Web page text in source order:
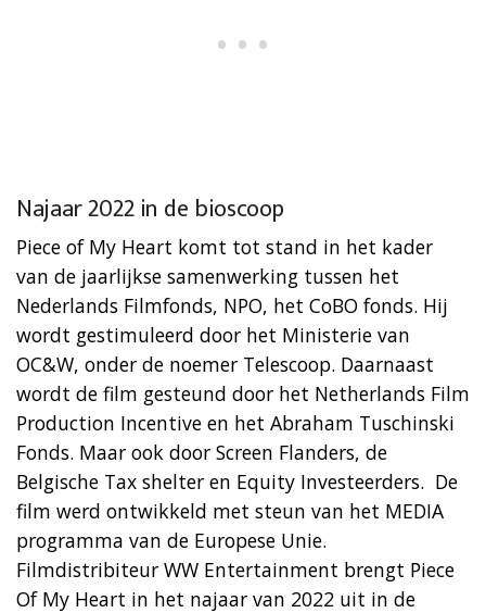
Najaar 2022 in de bioscoop
Piece of My Heart komt tot stand in het kader
van de jaarlijkse samenwerking tussen het
Nederlands Filmfonds, NPO, het CoBO fonds. Hij
wordt gestimuleerd door het Ministerie van
OC&W, onder de noemer Telescoop. Daarnaast
wordt de film gesteund door het Netherlands Film
Production Incentive en het Abraham Tuschinski
Fonds. Maar ook door Screen Flanders, de
Belgische Tax shelter en Equity Investeerders. De
film werd ontwikkeld met steun van het MEDIA
programma van de Europese Unie.
Filmdistribiteur WW Entertainment brengt Piece
Of My Heart in het najaar van 2022 uit in de